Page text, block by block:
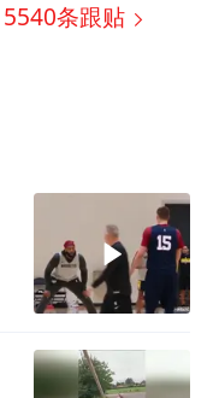
5540条跟贴